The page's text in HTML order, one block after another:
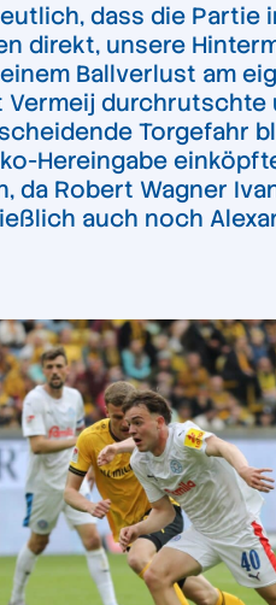
dass die Partie
direkt, unsere
Ballverlust am
Vermeij
Torgefahr
Hereingabe
da Robert Wagner
auch noch